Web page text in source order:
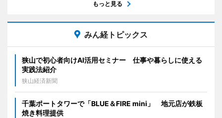
もっと見る
みん経トピックス
狭山で初心者向けAI活用セミナー 仕事や暮らしに使える
実践法紹介
狭山経済新聞
千葉ポートタワーで「BLUE＆FIRE mini」 地元店が鉄板
焼き料理提供